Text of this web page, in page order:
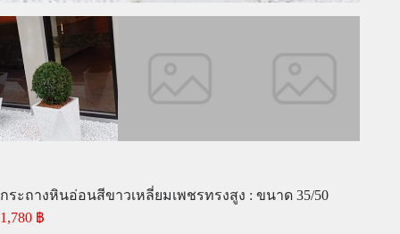
กระถางหินอ่อนสีขาวเหลี่ยมเพชรทรงสูง : ขนาด 35/50
1,780 ฿